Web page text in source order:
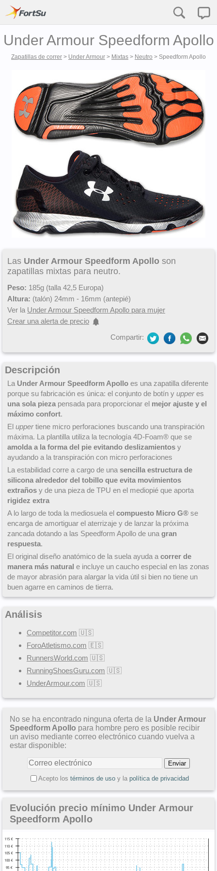
Under Armour Speedform Apollo
Zapatillas de correr > Under Armour > Mixtas > Neutro > Speedform Apollo
Las Under Armour Speedform Apollo son
zapatillas mixtas para neutro.
Peso: 185g (talla 42,5 Europa)
Altura: (talón) 24mm - 16mm (antepié)
Ver la Under Armour Speedform Apollo para mujer
Crear una alerta de precio
Compartir:
Descripción
La Under Armour Speedform Apollo es una zapatilla diferente
porque su fabricación es única: el conjunto de botín y upperes
una sola pieza pensada para proporcionar el mejor ajuste y el
máximo confort.
El uppertiene micro perforaciones buscando una transpiración
máxima. La plantilla utiliza la tecnología 4D-Foam® que se
amolda a la forma del pie evitando deslizamientos y
ayudando a la transpiración con micro perforaciones
La estabilidad corre a cargo de una sencilla estructura de
silicona alrededor del tobillo que evita movimientos
extraños y de una pieza de TPU en el mediopié que aporta
rigidez extra
A lo largo de toda la mediosuela el compuesto Micro G® se
encarga de amortiguar el aterrizaje y de lanzar la próxima
zancada dotando a las Speedform Apollo de una gran
respuesta.
El original diseño anatómico de la suela ayuda a correr de
manera más natural e incluye un caucho especial en las zonas
de mayor abrasión para alargar la vida útil si bien no tiene un
buen agarre en caminos de tierra.
Análisis
Competitor.com 🇺🇸
ForoAtletismo.com 🇪🇸
RunnersWorld.com 🇺🇸
RunningShoesGuru.com 🇺🇸
UnderArmour.com 🇺🇸
No se ha encontrado ninguna oferta de la Under Armour
Speedform Apollo para hombre pero es posible recibir
un aviso mediante correo electrónico cuando vuelva a
estar disponible:
Acepto los términos de usoy la política de privacidad
Evolución precio mínimo Under Armour
Speedform Apollo